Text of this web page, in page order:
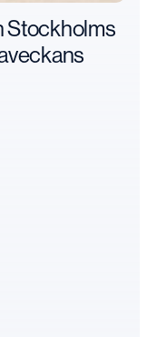
Stockholms